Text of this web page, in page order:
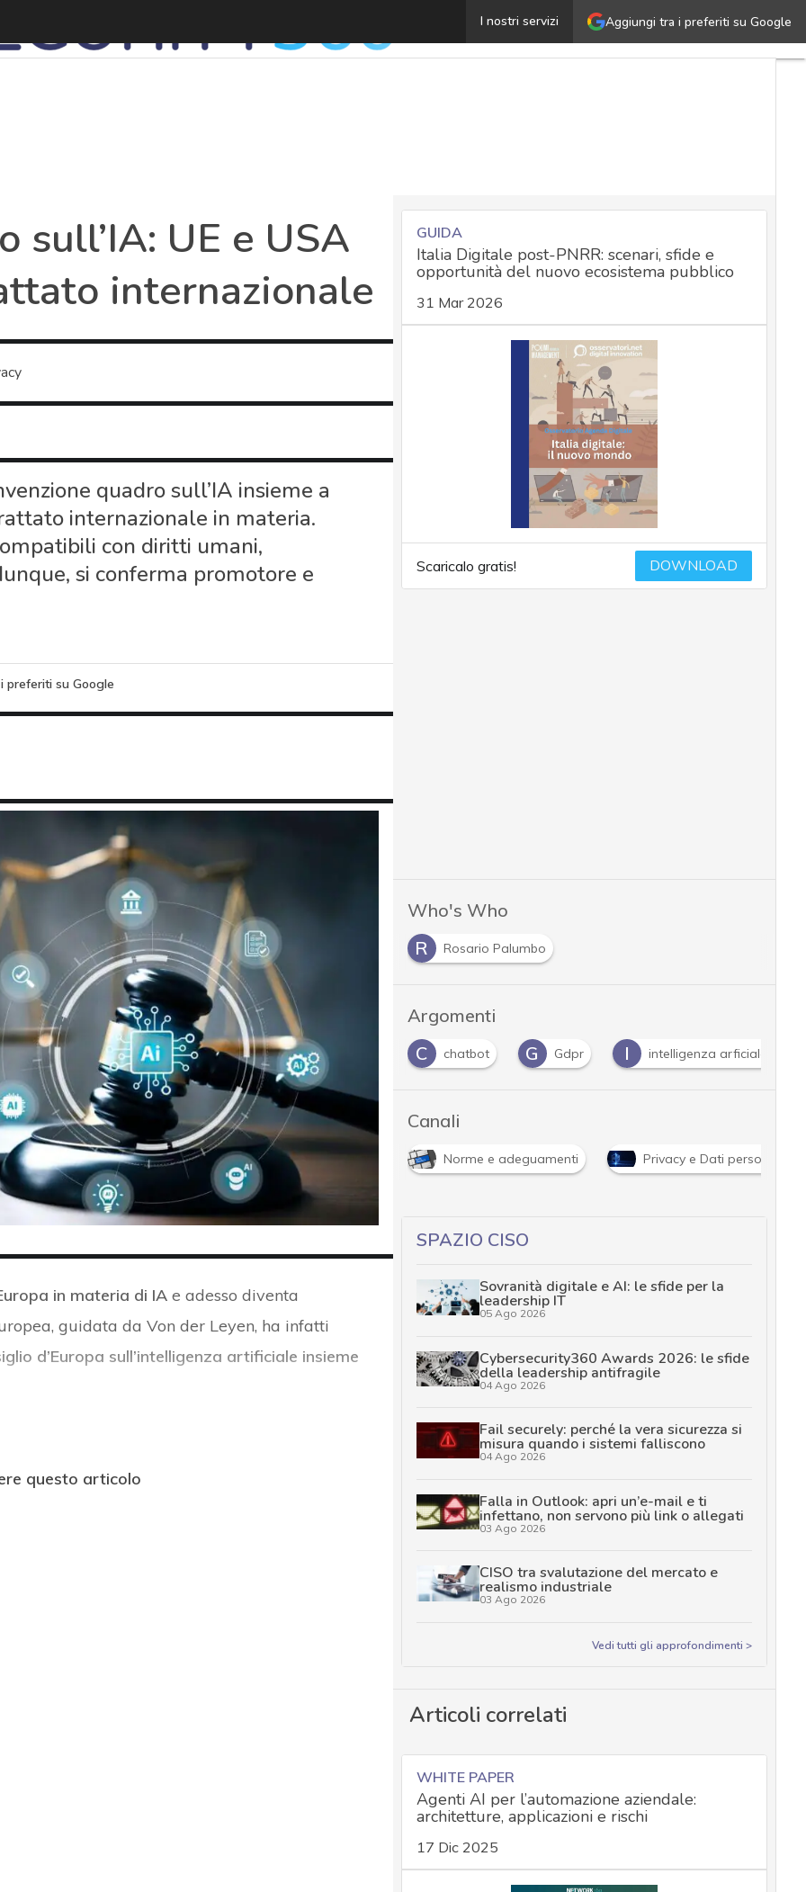
Aggiungi tra i preferiti su Google
I nostri servizi
Convenzione quadro sull’IA: UE e USA fondano il
sull’IA: UE e USA
internazionale
quadro sull’IA insieme a
internazionale in materia.
con diritti umani,
si conferma promotore e
preferiti su Google
in materia di IAe adesso diventa
guidata da Von der Leyen, ha infatti
d’Europa sull’intelligenza artificiale insieme
questo articolo
GUIDA
Italia Digitale post-PNRR: scenari, sfide e
opportunità del nuovo ecosistema pubblico
31 Mar 2026
Scaricalo gratis! DOWNLOAD
Who's Who
R
Rosario Palumbo
Argomenti
A
C chatbot G Gdpr I intelligenza arficiale
Canali
News, attualità e analisi Cyber sicurezza e privacy Norme e adeguamenti Privacy e Dati personali
SPAZIO CISO
Sovranità digitale e AI: le sfide per la
leadership IT
05 Ago 2026
Cybersecurity360 Awards 2026: le sfide
della leadership antifragile
04 Ago 2026
Fail securely: perché la vera sicurezza si
misura quando i sistemi falliscono
04 Ago 2026
Falla in Outlook: apri un’e-mail e ti
infettano, non servono più link o allegati
03 Ago 2026
CISO tra svalutazione del mercato e
realismo industriale
03 Ago 2026
Vedi tutti gli approfondimenti >
Articoli correlati
WHITE PAPER
Agenti AI per l’automazione aziendale:
architetture, applicazioni e rischi
17 Dic 2025